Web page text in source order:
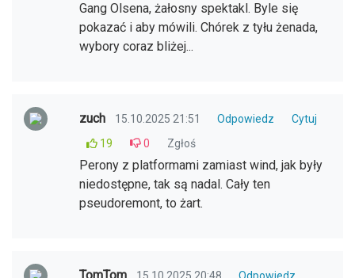
Gang Olsena, żałosny spektakl. Byle się
pokazać i aby mówili. Chórek z tyłu żenada,
wybory coraz bliżej...
zuch 15.10.2025 21:51 Odpowiedz
Cytuj
19
0 Zgłoś
Perony z platformami zamiast wind, jak były
niedostępne, tak są nadal. Cały ten
pseudoremont, to żart.